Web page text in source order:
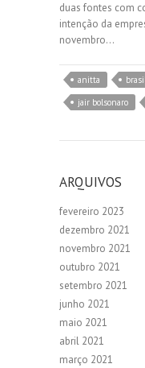
duas fontes com
intenção da
novembro…
anitta
jair bolsonaro
ARQUIVOS
fevereiro 2023
dezembro 2021
novembro 2021
outubro 2021
setembro 2021
junho 2021
maio 2021
abril 2021
março 2021